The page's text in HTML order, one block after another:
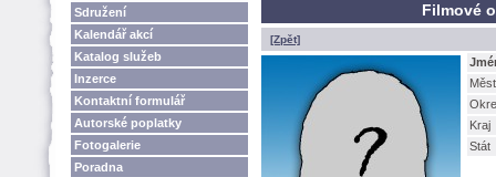
Sdružení
Kalendář akcí
Katalog služeb
Inzerce
Kontaktní formulář
Autorské poplatky
Fotogalerie
Poradna
Filmové
[Zpět]
Kraj
Stát